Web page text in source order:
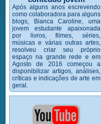
Após alguns anos escrevendo
como colaboradora para alguns
blogs, Bianca Caroline, uma
jovem estudante apaixonada
por livros, filmes, séries,
músicas e várias outras artes,
resolveu criar seu próprio
espaço na grande rede e em
Agosto de 2016 começou a
disponibilizar artigos, análises,
críticas e indicações de arte em
geral.